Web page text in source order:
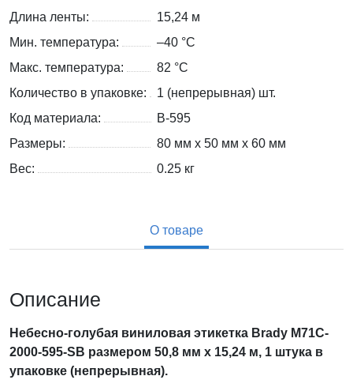
Длина ленты:
15,24 м
Мин. температура:
–40 °С
Макс. температура:
82 °С
Количество в упаковке:
1 (непрерывная) шт.
Код материала:
B-595
Размеры:
80 мм x 50 мм x 60 мм
Вес:
0.25 кг
О товаре
Описание
Небесно-голубая виниловая этикетка Brady M71C-
2000-595-SB размером 50,8 мм x 15,24 м, 1 штука в
упаковке (непрерывная).